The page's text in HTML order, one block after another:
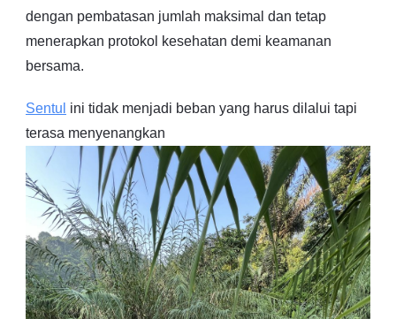
dengan pembatasan jumlah maksimal dan tetap
menerapkan protokol kesehatan demi keamanan
bersama.
Sentul ini tidak menjadi beban yang harus dilalui tapi
terasa menyenangkan